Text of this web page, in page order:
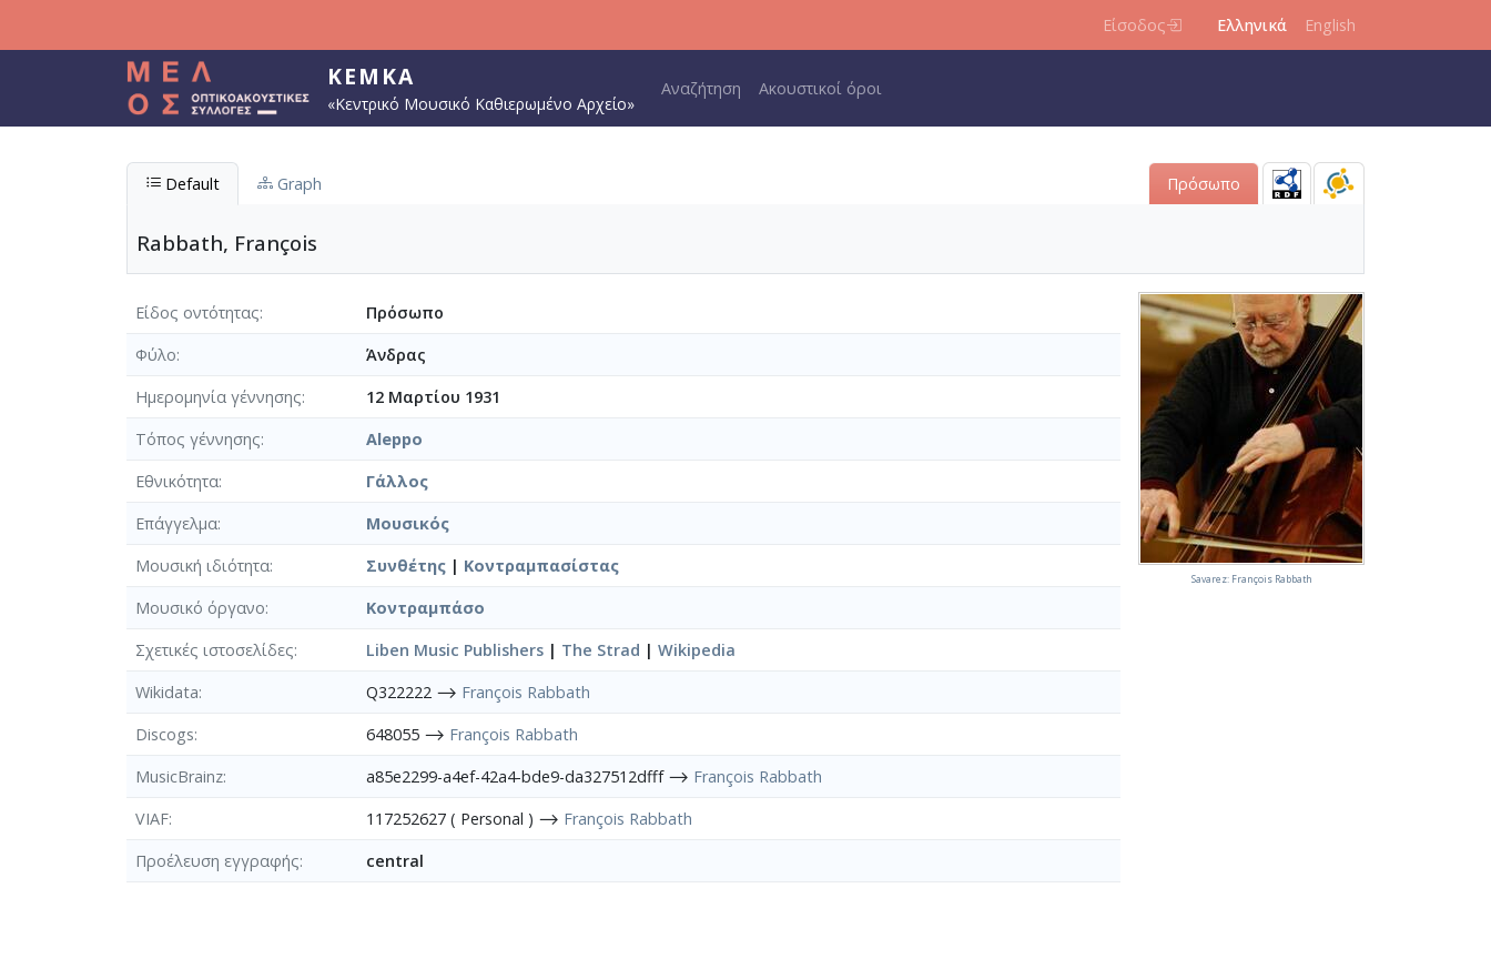
Είσοδος Ελληνικά English
ΚΕΜΚΑ
«Κεντρικό Μουσικό Καθιερωμένο Αρχείο»
Main navigation
Αναζήτηση Ακουστικοί όροι
Default Graph Πρόσωπο
Rabbath, François
Είδος οντότητας
Πρόσωπο
Φύλο
Άνδρας
Ημερομηνία γέννησης
12 Μαρτίου 1931
Τόπος γέννησης
Aleppo
Εθνικότητα
Γάλλος
Επάγγελμα
Μουσικός
Μουσική ιδιότητα
Συνθέτης | Κοντραμπασίστας
Μουσικό όργανο
Κοντραμπάσο
Σχετικές ιστοσελίδες
Liben Music Publishers | The Strad | Wikipedia
Wikidata
Q322222 ⟶ François Rabbath
Discogs
648055 ⟶ François Rabbath
MusicBrainz
a85e2299-a4ef-42a4-bde9-da327512dfff ⟶ François Rabbath
VIAF
117252627 ( Personal ) ⟶ François Rabbath
Προέλευση εγγραφής
central
Savarez: François Rabbath